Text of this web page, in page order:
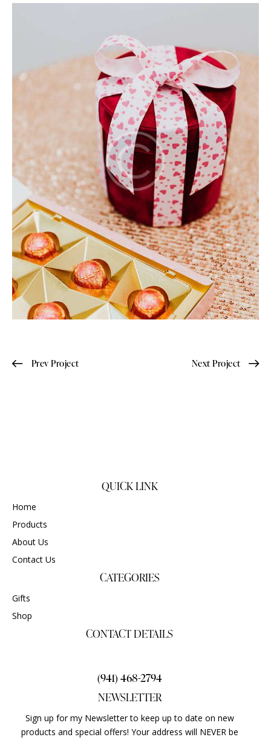
Prev Project Next Project
QUICK LINK
Home
Products
About Us
Contact Us
CATEGORIES
Gifts
Shop
CONTACT DETAILS
(941) 468-2794
NEWSLETTER
Sign up for my Newsletter to keep up to date on new
products and special offers! Your address will NEVER be